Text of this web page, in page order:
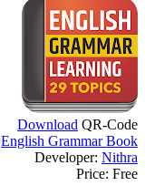
Download QR-Code
English Grammar Book
Developer: Nithra
Price: Free